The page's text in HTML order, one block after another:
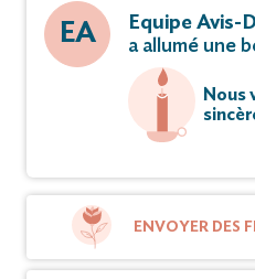
EA
Equipe Avis-
a allumé une
Nous
ENVOYER DES